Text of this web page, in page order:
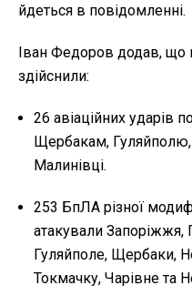
йдеться в повідомленні.
Іван Федоров додав, що
здійснили:
26 авіаційних ударів
Щербакам, Гуляйполю,
Малинівці.
253 БпЛА різної
атакували Запоріжжя,
Гуляйполе, Щербаки,
Токмачку, Чарівне та